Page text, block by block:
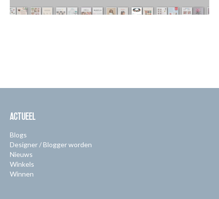
ACTUEEL
Blogs
Designer / Blogger worden
Nieuws
Winkels
Winnen